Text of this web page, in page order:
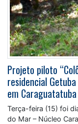
Projeto piloto
residencial
em Caraguatatuba
Terça-feira (15) foi
do Mar – Núcleo